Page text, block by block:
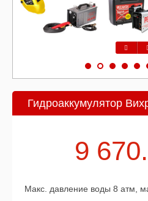
Гидроаккумулятор
9
Макс. давление воды 8 атм,